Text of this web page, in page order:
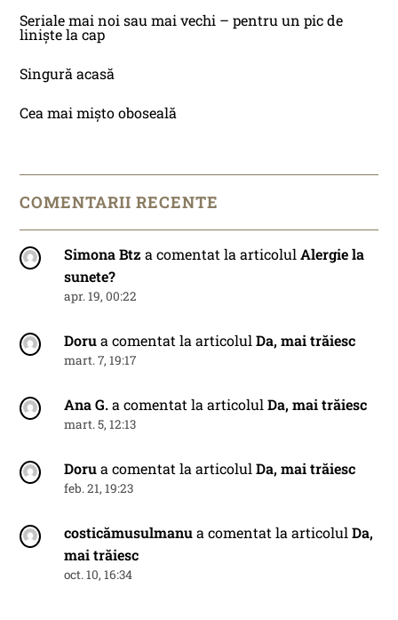
Seriale mai noi sau mai vechi – pentru un pic de
liniște la cap
Singură acasă
Cea mai mișto oboseală
COMENTARII RECENTE
Simona Btz a comentat la articolulAlergie la
sunete?
apr. 19, 00:22
Dorua comentat la articolulDa, mai trăiesc
mart. 7, 19:17
Ana G.a comentat la articolulDa, mai trăiesc
mart. 5, 12:13
Dorua comentat la articolulDa, mai trăiesc
feb. 21, 19:23
costicămusulmanua comentat la articolulDa,
mai trăiesc
oct. 10, 16:34